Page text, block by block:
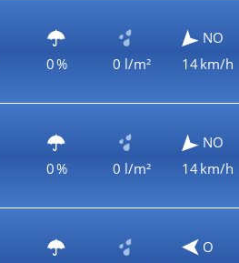
0 % 0 l/m²
NO
14 km/h
0 % 0 l/m²
NO
14 km/h
O